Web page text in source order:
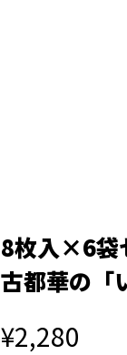
8枚入×6袋
古都華の「
¥2,280